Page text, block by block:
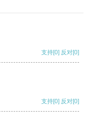
支持[0] 反对[0]
支持[0] 反对[0]